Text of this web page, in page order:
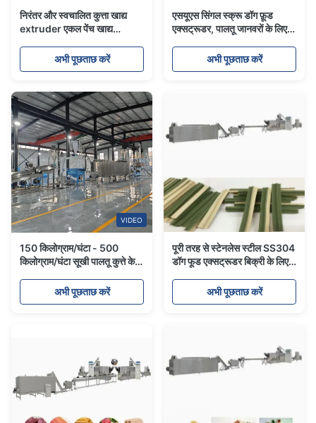
निरंतर और स्वचालित कुत्ता खाद्य
extruder एकल पेंच खाद्य
अभी पूछताछ करें
एसयूएस सिंगल स्क्रू डॉग फ़ूड
एक्सट्रूडर, पालतू जानवरों के लिए
अभी पूछताछ करें
VIDEO
150 किलोग्राम/घंटा - 500
किलोग्राम/घंटा सूखी पालतू कुत्ते के
extruderअभी पूछताछ करें
पूरी तरह से स्टेनलेस स्टील SS304
डॉग फूड एक्सट्रूडर बिक्री के लिए
अभी पूछताछ करें